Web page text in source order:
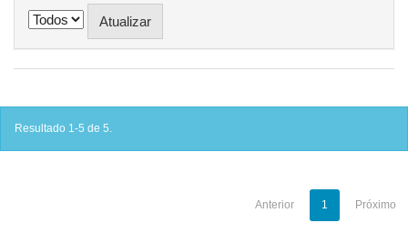
Resultado 1-5 de 5.
Anterior 1 Próximo